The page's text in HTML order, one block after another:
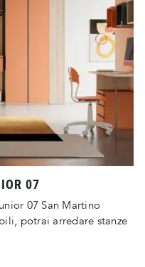
07
07 San Martino
potrai arredare stanze